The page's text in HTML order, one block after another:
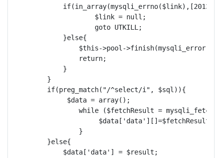
$link = null;
goto UTKILL;
}else{
$this->pool-
return;
}
}
if(preg_match("/^select/i", $sql)){
$data = array();
while ($fetchResult =
$data['data'][]=$fetchResult;
}
}else{
$data['data'] = $result;